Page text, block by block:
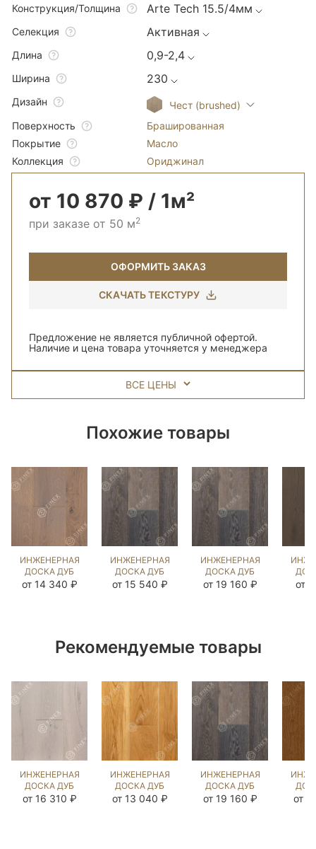
Конструкция/Толщина
Arte Tech 15.5/4мм
Селекция Активная
Длина 0,9-2,4
Ширина 230
Дизайн
Чест (brushed)
Поверхность
Брашированная
Покрытие
Масло
Коллекция
Ориджинал
от 10 870 ₽ / 1м²
при заказе от 50 м2
ОФОРМИТЬ ЗАКАЗ
СКАЧАТЬ ТЕКСТУРУ
Предложение не является публичной офертой.
Наличие и цена товара уточняется у менеджера
ВСЕ ЦЕНЫ
Похожие товары
ИНЖЕНЕРНАЯ
ДОСКА ДУБ
РАТЛИН
от 14 340 ₽
ИНЖЕНЕРНАЯ
ДОСКА ДУБ
LEICESTER
от 15 540 ₽
ИНЖЕНЕРНАЯ
ДОСКА ДУБ
LEICESTER
от 19 160 ₽ от
Рекомендуемые товары
ИНЖЕНЕРНАЯ
ДОСКА ДУБ
ДАВ ГРЕЙ
от 16 310 ₽
ИНЖЕНЕРНАЯ
ДОСКА ДУБ
ДУБ
от 13 040 ₽
ИНЖЕНЕРНАЯ
ДОСКА ДУБ
LEICESTER
от 19 160 ₽ от